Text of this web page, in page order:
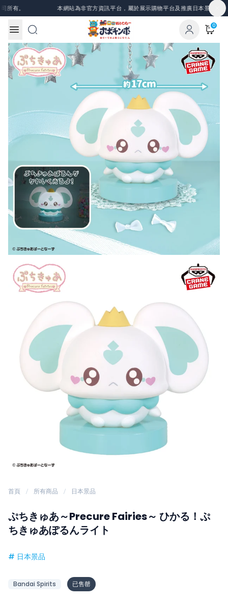
Skip to content
有。 本網站為非官方資訊平台，屬於展示購物平台及推廣日本景品、一
0
首頁 所有商品 日本景品
ぷちきゅあ～Precure Fairies～ ひかる！ぷ
ちきゅあぽるんライト
# 日本景品
Bandai Spirits 已售罄